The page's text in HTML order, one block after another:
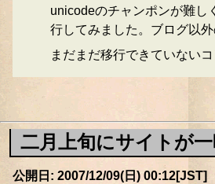
unicodeのチャンポンが難し
行してみました。ブログ以
まだまだ移行できていない
二月上旬にサイトが
公開日: 2007/12/09(日) 00:12[JST]